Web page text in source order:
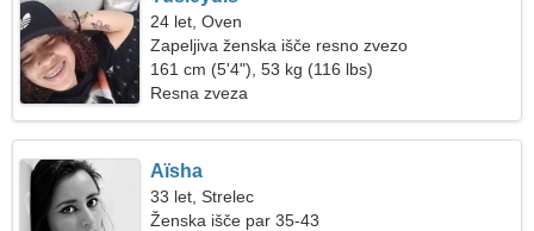
24 let, Oven
Zapeljiva ženska išče resno zvezo
161 cm (5'4"), 53 kg (116 lbs)
Resna zveza
Aïsha
33 let, Strelec
Ženska išče par 35-43